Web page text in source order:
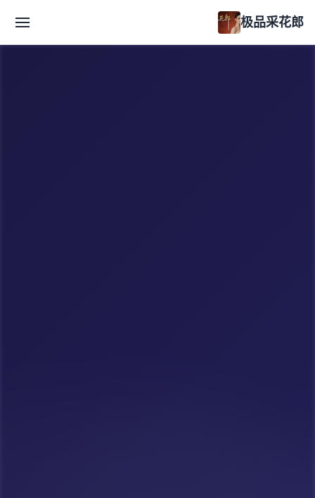
极品采花郎